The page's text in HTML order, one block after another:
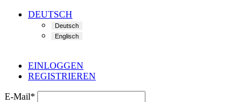
DEUTSCH
EINLOGGEN
REGISTRIEREN
E-Mail*